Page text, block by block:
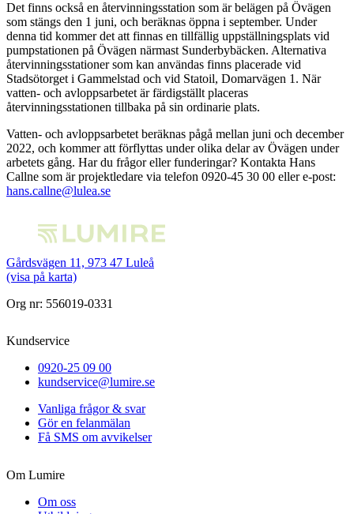
Det finns också en återvinningsstation som är belägen på Övägen
som stängs den 1 juni, och beräknas öppna i september. Under
denna tid kommer det att finnas en tillfällig uppställningsplats vid
pumpstationen på Övägen närmast Sunderbybäcken. Alternativa
återvinningsstationer som kan användas finns placerade vid
Stadsötorget i Gammelstad och vid Statoil, Domarvägen 1. När
vatten- och avloppsarbetet är färdigställt placeras
återvinningsstationen tillbaka på sin ordinarie plats.
Vatten- och avloppsarbetet beräknas pågå mellan juni och december
2022, och kommer att förflyttas under olika delar av Övägen under
arbetets gång. Har du frågor eller funderingar? Kontakta Hans
Callne som är projektledare via telefon 0920-45 30 00 eller e-post:
hans.callne@lulea.se
Gårdsvägen 11, 973 47 Luleå
(visa på karta)
Org nr: 556019-0331
Kundservice
0920-25 09 00
kundservice@lumire.se
Vanliga frågor & svar
Gör en felanmälan
Få SMS om avvikelser
Om Lumire
Om oss